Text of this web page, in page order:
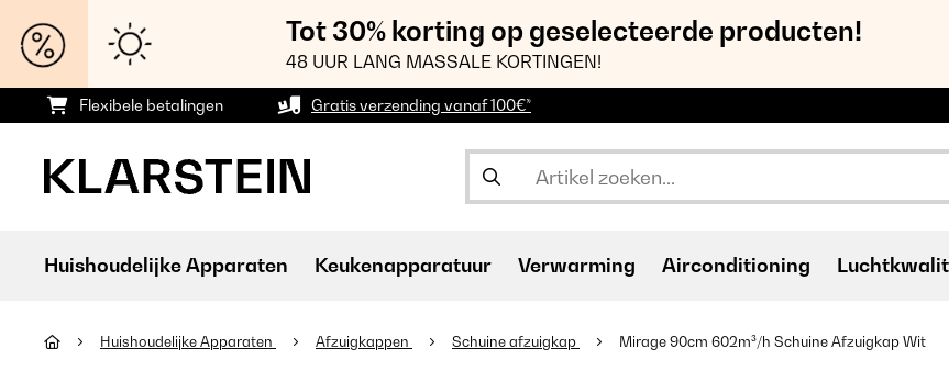
Tot 30% korting op geselecteerde producten!
48 UUR LANG MASSALE KORTINGEN!
Flexibele betalingen Gratis verzending vanaf 100€*
Huishoudelijke Apparaten Keukenapparatuur Verwarming Airconditioning
Huishoudelijke Apparaten Afzuigkappen Schuine afzuigkap Mirage 90cm 602m³/h Schuine Afzuigkap Wit